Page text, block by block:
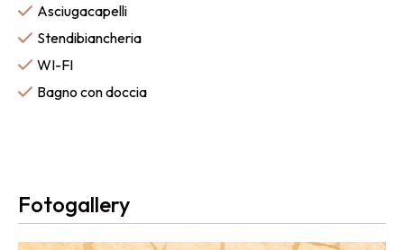
Asciugacapelli
Stendibiancheria
WI-FI
Bagno con doccia
Fotogallery